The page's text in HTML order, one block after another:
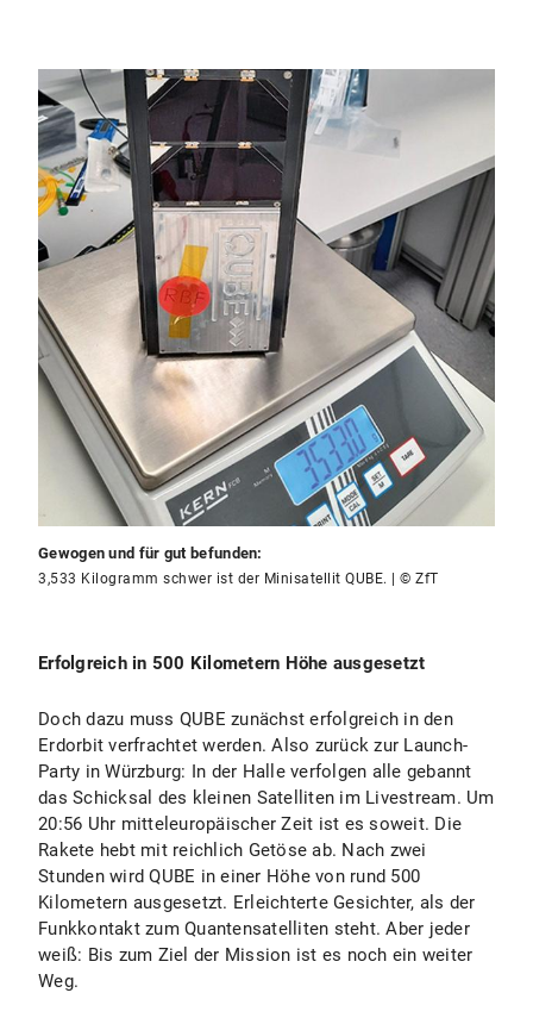
Gewogen und für gut befunden:
3,533 Kilogramm schwer ist der Minisatellit QUBE. | © ZfT
Erfolgreich in 500 Kilometern Höhe ausgesetzt
Doch dazu muss QUBE zunächst erfolgreich in den
Erdorbit verfrachtet werden. Also zurück zur Launch-
Party in Würzburg: In der Halle verfolgen alle gebannt
das Schicksal des kleinen Satelliten im Livestream. Um
20:56 Uhr mitteleuropäischer Zeit ist es soweit. Die
Rakete hebt mit reichlich Getöse ab. Nach zwei
Stunden wird QUBE in einer Höhe von rund 500
Kilometern ausgesetzt. Erleichterte Gesichter, als der
Funkkontakt zum Quantensatelliten steht. Aber jeder
weiß: Bis zum Ziel der Mission ist es noch ein weiter
Weg.